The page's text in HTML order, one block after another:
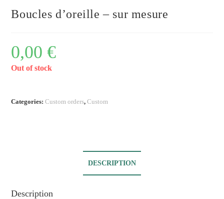
Boucles d’oreille – sur mesure
0,00€
Out of stock
Categories:Custom orders,Custom
DESCRIPTION
Description